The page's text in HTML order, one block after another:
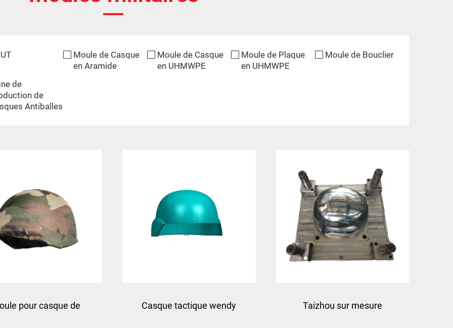
Moule de Casque
en Aramide
Moule de Casque
en UHMWPE
Moule de Plaque
en UHMWPE
Moule de Bouclier
de
de
Antiballes
pour casque de Casque tactique wendy Taizhou sur mesure